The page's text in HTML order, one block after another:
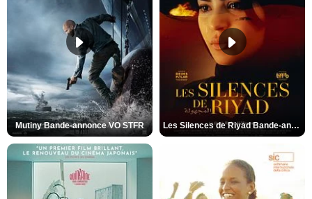
Mutiny Bande-annonce VO STFR Les Silences de Riyad Bande-annonce VO STFR